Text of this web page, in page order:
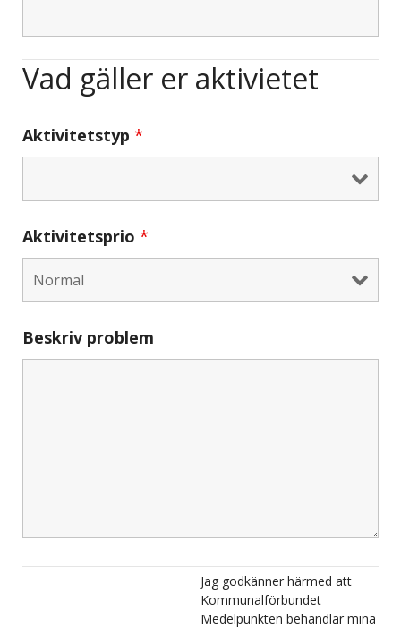
Vad gäller er aktivietet
Aktivitetstyp *
Aktivitetsprio *
Beskriv problem
Jag godkänner härmed att
Kommunalförbundet
Medelpunkten behandlar mina